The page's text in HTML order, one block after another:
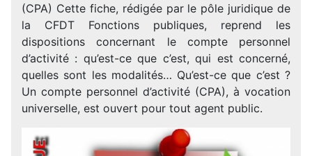
(CPA) Cette fiche, rédigée par le pôle juridique de
la CFDT Fonctions publiques, reprend les
dispositions concernant le compte personnel
d’activité : qu’est-ce que c’est, qui est concerné,
quelles sont les modalités… Qu’est-ce que c’est ?
Un compte personnel d’activité (CPA), à vocation
universelle, est ouvert pour tout agent public.